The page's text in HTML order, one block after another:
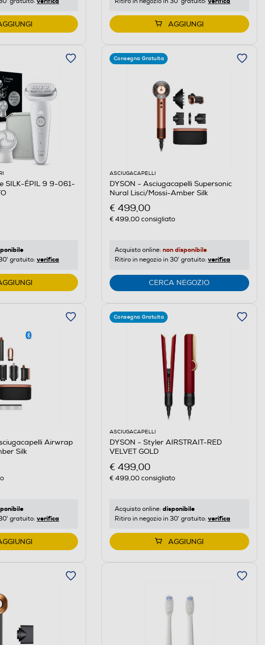
AGGIUNGI
SILK-ÉPIL 9 9-061-
gratuito: verifica
Consegna Gratuita
ASCIUGACAPELLI
DYSON - Asciugacapelli Supersonic
Nural Lisci/Mossi-Amber Silk
€ 499,00
€ 499,00consigliato
Acquisto online: non disponibile
Ritiro in negozio in 30' gratuito: verifica
CERCA NEGOZIO
Airwrap
Silk
gratuito: verifica
Consegna Gratuita
ASCIUGACAPELLI
DYSON - Styler AIRSTRAIT-RED
VELVET GOLD
€ 499,00
€ 499,00consigliato
Acquisto online: disponibile
Ritiro in negozio in 30' gratuito: verifica
AGGIUNGI